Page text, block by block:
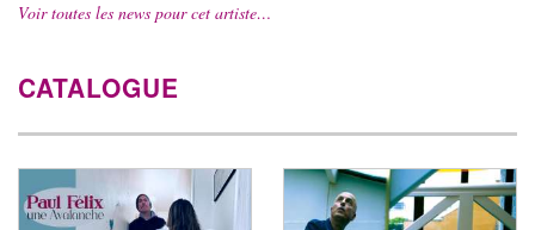
Voir toutes les news pour cet artiste…
CATALOGUE